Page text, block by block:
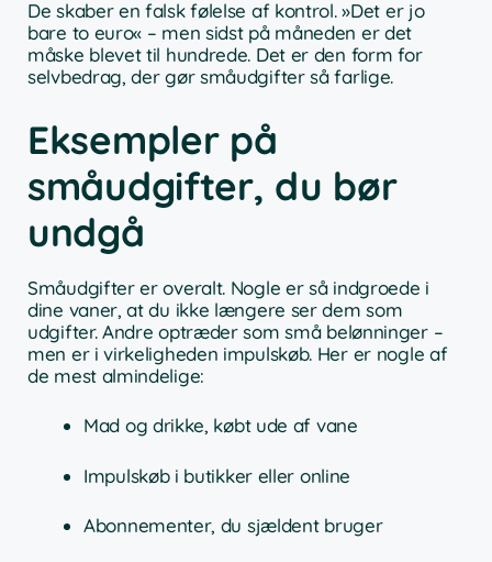
De skaber en falsk følelse af kontrol. »Det er jo
bare to euro« – men sidst på måneden er det
måske blevet til hundrede. Det er den form for
selvbedrag, der gør småudgifter så farlige.
Eksempler på
småudgifter, du bør
undgå
Småudgifter er overalt. Nogle er så indgroede i
dine vaner, at du ikke længere ser dem som
udgifter. Andre optræder som små belønninger –
men er i virkeligheden impulskøb. Her er nogle af
de mest almindelige:
Mad og drikke, købt ude af vane
Impulskøb i butikker eller online
Abonnementer, du sjældent bruger